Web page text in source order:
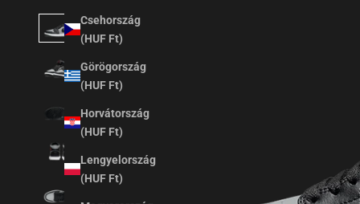
Csehország
(HUF Ft)
Görögország
(HUF Ft)
Horvátország
(HUF Ft)
Lengyelország
(HUF Ft)